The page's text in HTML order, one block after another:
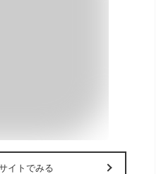
イトでみる